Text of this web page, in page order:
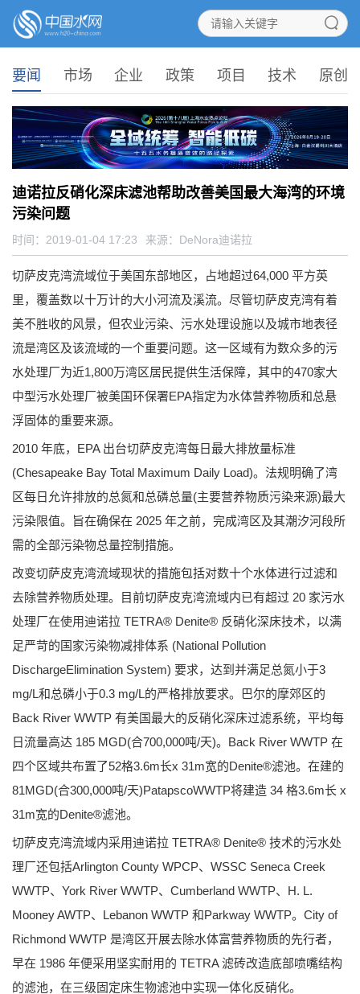
要闻 市场 企业 政策 项目 技术 原创
迪诺拉反硝化深床滤池帮助改善美国最大海湾的环境
污染问题
时间：2019-01-04 17:23 来源： DeNora迪诺拉
切萨皮克湾流域位于美国东部地区，占地超过64,000 平方英
里，覆盖数以十万计的大小河流及溪流。尽管切萨皮克湾有着
美不胜收的风景，但农业污染、污水处理设施以及城市地表径
流是湾区及该流域的一个重要问题。这一区域有为数众多的污
水处理厂为近1,800万湾区居民提供生活保障，其中的470家大
中型污水处理厂被美国环保署EPA指定为水体营养物质和总悬
浮固体的重要来源。
2010 年底，EPA 出台切萨皮克湾每日最大排放量标准
(Chesapeake Bay Total Maximum Daily Load)。法规明确了湾
区每日允许排放的总氮和总磷总量(主要营养物质污染来源)最大
污染限值。旨在确保在 2025 年之前，完成湾区及其潮汐河段所
需的全部污染物总量控制措施。
改变切萨皮克湾流域现状的措施包括对数十个水体进行过滤和
去除营养物质处理。目前切萨皮克湾流域内已有超过 20 家污水
处理厂在使用迪诺拉 TETRA® Denite® 反硝化深床技术，以满
足严苛的国家污染物减排体系 (National Pollution
DischargeElimination System) 要求，达到并满足总氮小于3
mg/L和总磷小于0.3 mg/L的严格排放要求。巴尔的摩郊区的
Back River WWTP 有美国最大的反硝化深床过滤系统，平均每
日流量高达 185 MGD(合700,000吨/天)。Back River WWTP 在
四个区域共布置了52格3.6m长x 31m宽的Denite®滤池。在建的
81MGD(合300,000吨/天)PatapscoWWTP将建造 34 格3.6m长 x
31m宽的Denite®滤池。
切萨皮克湾流域内采用迪诺拉 TETRA® Denite® 技术的污水处
理厂还包括Arlington County WPCP、WSSC Seneca Creek
WWTP、York River WWTP、Cumberland WWTP、H. L.
Mooney AWTP、Lebanon WWTP 和Parkway WWTP。City of
Richmond WWTP 是湾区开展去除水体富营养物质的先行者，
早在 1986 年便采用坚实耐用的 TETRA 滤砖改造底部喷嘴结构
的滤池，在三级固定床生物滤池中实现一体化反硝化。